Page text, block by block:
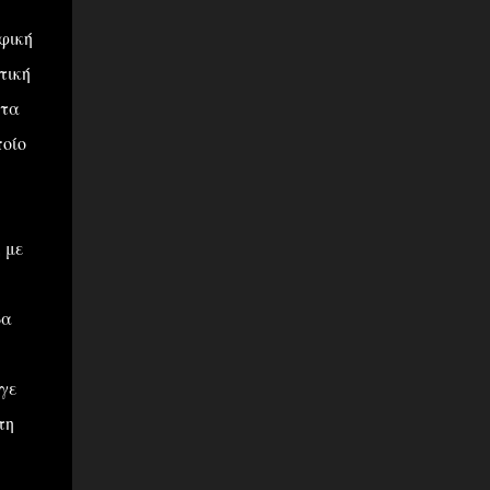
με